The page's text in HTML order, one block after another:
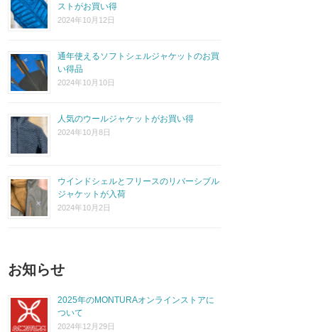
ストがお買い得
2024年10月12日
通年使えるソフトシェルジャケットのお買
い得品
2024年10月10日
人気のウールジャケットがお買い得
2024年10月8日
ウインドシェルとフリースのリバーシブル
ジャケットが入荷
2024年10月2日
お知らせ
2025年のMONTURAオンラインストアに
ついて
2024年12月29日